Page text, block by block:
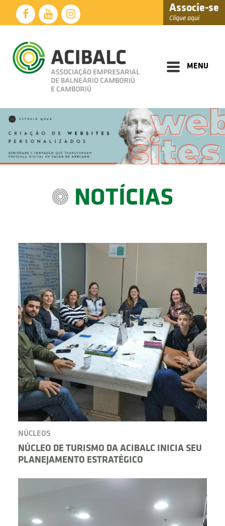
Associe-se
Clique aqui
MENU
Diretoria
Documentos
Soluções
Núcleos
NOTÍCIAS
NÚCLEOS
NÚCLEO DE TURISMO DA ACIBALC INICIA SEU
PLANEJAMENTO ESTRATÉGICO